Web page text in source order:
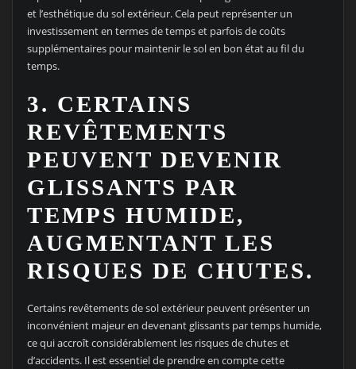
et l’esthétique du sol extérieur. Cela peut représenter un
investissement en termes de temps et parfois de coûts
supplémentaires pour maintenir le sol en bon état au fil du
temps.
3. CERTAINS
REVÊTEMENTS
PEUVENT DEVENIR
GLISSANTS PAR
TEMPS HUMIDE,
AUGMENTANT LES
RISQUES DE CHUTES.
Certains revêtements de sol extérieur peuvent présenter un
inconvénient majeur en devenant glissants par temps humide,
ce qui accroît considérablement les risques de chutes et
d’accidents. Il est essentiel de prendre en compte cette